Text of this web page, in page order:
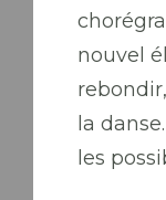
nouvel
la
les